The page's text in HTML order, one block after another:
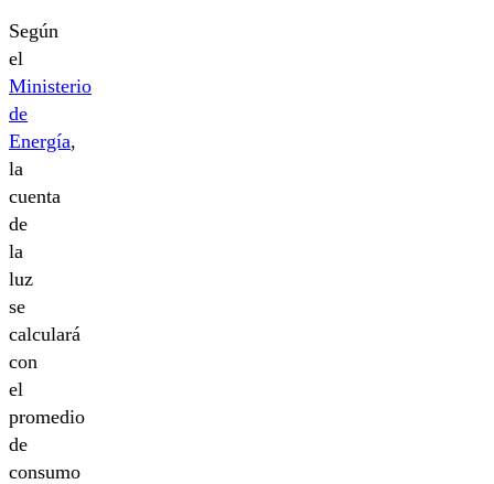
Según
el
Ministerio
de
Energía,
la
cuenta
de
la
luz
se
calculará
con
el
promedio
de
consumo